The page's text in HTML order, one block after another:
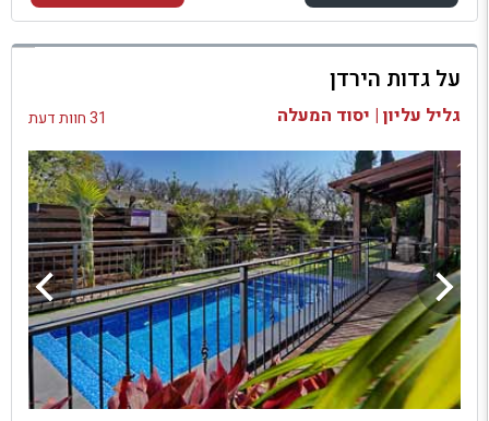
למתחם זה
בדיקת זמינות ומחירים
על גדות הירדן
גליל עליון | יסוד המעלה 31 חוות דעת